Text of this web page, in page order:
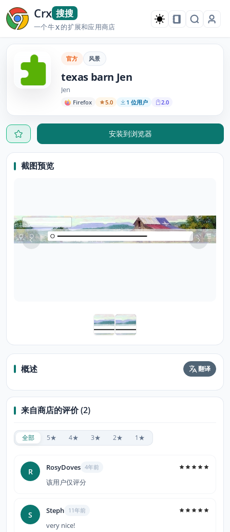
Crx 搜搜
一个牛X的扩展和应用商店
官方 风景
texas barn Jen
Jen
Firefox 5.0 1 位用户 2.0
安装到浏览器
截图预览
概述 翻译
来自商店的评价 (2)
全部 5★ 4★ 3★ 2★ 1★
R RosyDoves 4年前
该用户仅评分
S Steph 11年前
very nice!